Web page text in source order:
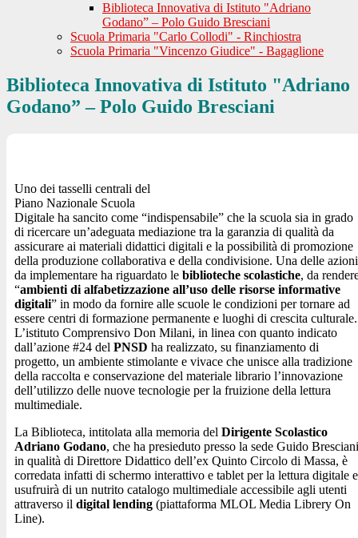
Biblioteca Innovativa di Istituto "Adriano
Godano” – Polo Guido Bresciani
Scuola Primaria "Carlo Collodi" - Rinchiostra
Scuola Primaria "Vincenzo Giudice" - Bagaglione
Biblioteca Innovativa di Istituto "Adriano
Godano” – Polo Guido Bresciani
Uno dei tasselli centrali del
Piano Nazionale Scuola
Digitale ha sancito come “indispensabile” che la scuola sia in grado
di ricercare un’adeguata mediazione tra la garanzia di qualità da
assicurare ai materiali didattici digitali e la possibilità di promozione
della produzione collaborativa e della condivisione. Una delle azioni
da implementare ha riguardato le biblioteche scolastiche, da
“ambienti di alfabetizzazione all’uso delle risorse informative
digitali” in modo da fornire alle scuole le condizioni per tornare ad
essere centri di formazione permanente e luoghi di crescita culturale.
L’istituto Comprensivo Don Milani, in linea con quanto indicato
dall’azione #24 del PNSD ha realizzato, su finanziamento di
progetto, un ambiente stimolante e vivace che unisce alla tradizione
della raccolta e conservazione del materiale librario l’innovazione
dell’utilizzo delle nuove tecnologie per la fruizione della lettura
multimediale.
La Biblioteca, intitolata alla memoria del Dirigente Scolastico
Adriano Godano, che ha presieduto presso la sede Guido Bresciani
in qualità di Direttore Didattico dell’ex Quinto Circolo di Massa, è
corredata infatti di schermo interattivo e tablet per la lettura digitale e
usufruirà di un nutrito catalogo multimediale accessibile agli utenti
attraverso il digital lending (piattaforma MLOL Media Librery On
Line).